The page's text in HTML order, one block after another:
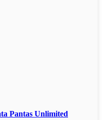
Pantas Unlimited